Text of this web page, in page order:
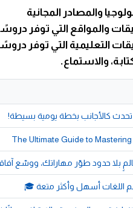
والمواقع التي توفر دروسًا
التعليمية التي توفر
والاستماع.
تحدث كالأجانب بخطة يومية بسيطة!
The Ultimate Guide to
بلا حدود طوّر مهاراتك، ووسّع